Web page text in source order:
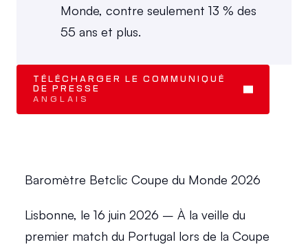
Monde, contre seulement 13 % des
55 ans et plus.
TÉLÉCHARGER LE COMMUNIQUÉ
DE PRESSE
ANGLAIS
Baromètre Betclic Coupe du Monde 2026
Lisbonne, le 16 juin 2026 – À la veille du
premier match du Portugal lors de la Coupe